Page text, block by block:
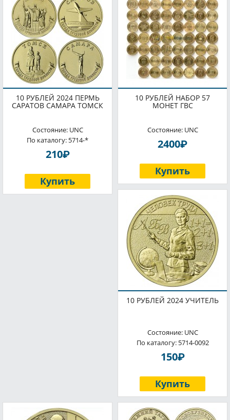
10 РУБЛЕЙ 2024 ПЕРМЬ
САРАТОВ САМАРА ТОМСК
Состояние: UNC
По каталогу: 5714-*
210P
Купить
10 РУБЛЕЙ НАБОР 57
МОНЕТ ГВС
Состояние: UNC
2400P
Купить
10 РУБЛЕЙ 2024 УЧИТЕЛЬ
Состояние: UNC
По каталогу: 5714-0092
150P
Купить